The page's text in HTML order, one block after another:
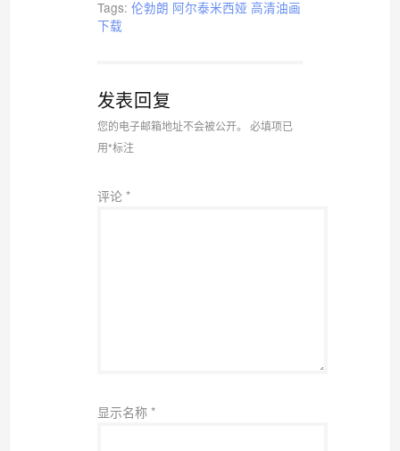
Tags: 伦勃朗 阿尔泰米西娅 高清油画
下载
发表回复
您的电子邮箱地址不会被公开。
必填项已
用*标注
评论 *
显示名称 *